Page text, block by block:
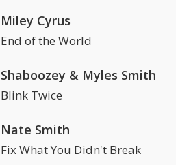
Miley Cyrus
End of the World
Shaboozey & Myles Smith
Blink Twice
Nate Smith
Fix What You Didn't Break